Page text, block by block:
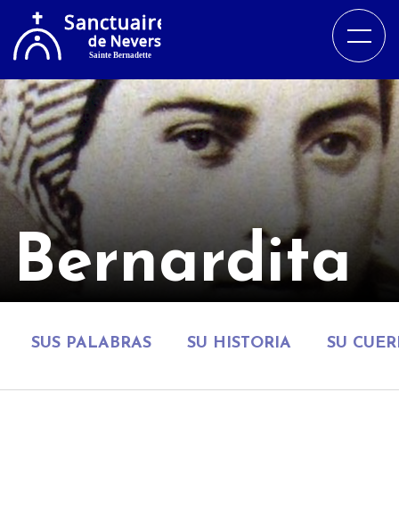
Bernardita
SUS PALABRAS SU HISTORIA SU